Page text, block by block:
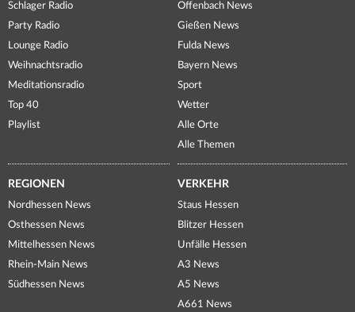
Schlager Radio
Party Radio
Lounge Radio
Weihnachtsradio
Meditationsradio
Top 40
Playlist
Offenbach News
Gießen News
Fulda News
Bayern News
Sport
Wetter
Alle Orte
Alle Themen
REGIONEN
Nordhessen News
Osthessen News
Mittelhessen News
Rhein-Main News
Südhessen News
VERKEHR
Staus Hessen
Blitzer Hessen
Unfälle Hessen
A3 News
A5 News
A661 News